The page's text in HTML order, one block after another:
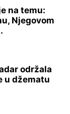
na temu:
Njegovom
održala
u džematu